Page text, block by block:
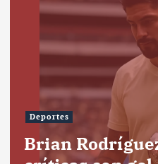
Deportes
Brian